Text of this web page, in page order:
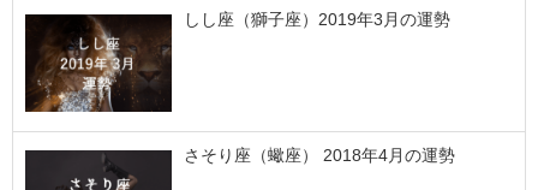
しし座（獅子座）2019年3月の運勢
さそり座（蠍座） 2018年4月の運勢